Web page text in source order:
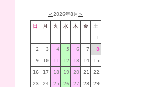
＜2026年8月 ＞
日 月 火 水 木 金 土
1
2 3 4 5 6 7 8
9 10 11 12 13 14 15
16 17 18 19 20 21 22
23 24 25 26 27 28 29